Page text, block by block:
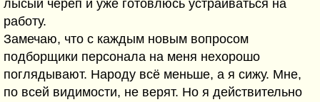
лысый череп и уже готовлюсь устраиваться на
работу.
Замечаю, что с каждым новым вопросом
подборщики персонала на меня нехорошо
поглядывают. Народу всё меньше, а я сижу. Мне,
по всей видимости, не верят. Но я действительно